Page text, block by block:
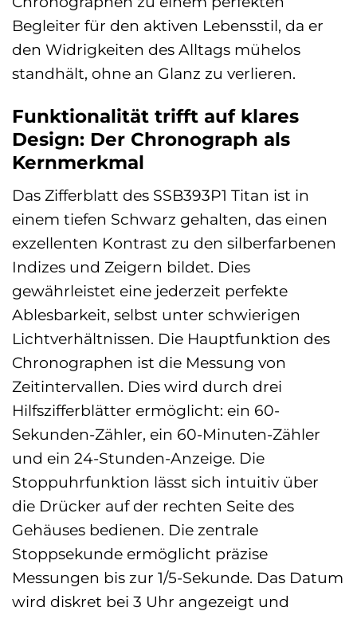
Begleiter für den aktiven Lebensstil, da er
den Widrigkeiten des Alltags mühelos
standhält, ohne an Glanz zu verlieren.
Funktionalität trifft auf klares
Design: Der Chronograph als
Kernmerkmal
Das Zifferblatt des SSB393P1 Titan ist in
einem tiefen Schwarz gehalten, das einen
exzellenten Kontrast zu den silberfarbenen
Indizes und Zeigern bildet. Dies
gewährleistet eine jederzeit perfekte
Ablesbarkeit, selbst unter schwierigen
Lichtverhältnissen. Die Hauptfunktion des
Chronographen ist die Messung von
Zeitintervallen. Dies wird durch drei
Hilfszifferblätter ermöglicht: ein 60-
Sekunden-Zähler, ein 60-Minuten-Zähler
und ein 24-Stunden-Anzeige. Die
Stoppuhrfunktion lässt sich intuitiv über
die Drücker auf der rechten Seite des
Gehäuses bedienen. Die zentrale
Stoppsekunde ermöglicht präzise
Messungen bis zur 1/5-Sekunde. Das Datum
wird diskret bei 3 Uhr angezeigt und